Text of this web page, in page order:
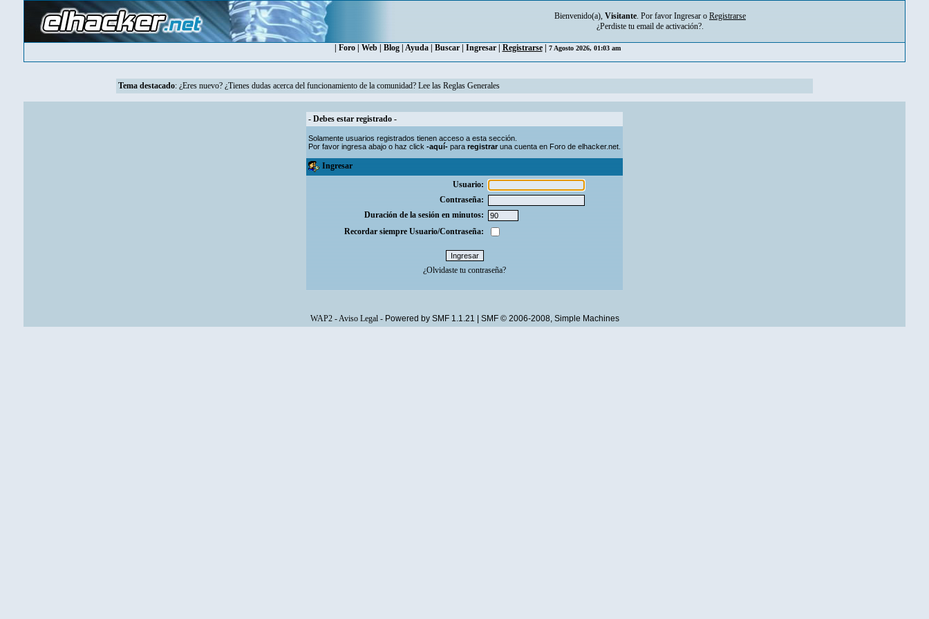
Bienvenido(a), Visitante. Por favor Ingresar o Registrarse
¿Perdiste tu email de activación?.
Foro| Web| Blog| Ayuda| Buscar| Ingresar| Registrarse| 7 Agosto 2026, 01:03 am
Tema destacado: ¿Eres nuevo? ¿Tienes dudas acerca del funcionamiento de la comunidad? Lee las Reglas Generales
- Debes estar registrado -
Solamente usuariosregistradostienen acceso a esta sección.
Por favor ingresa abajo o haz click-aquí-pararegistraruna cuenta en Foro de elhacker.net.
Ingresar
Usuario:
Contraseña:
Duración de la sesión en minutos:
Recordar siempre Usuario/Contraseña:
¿Olvidaste tu contraseña?
WAP2-Aviso Legal- Powered by SMF 1.1.21 SMF © 2006-2008, Simple Machines